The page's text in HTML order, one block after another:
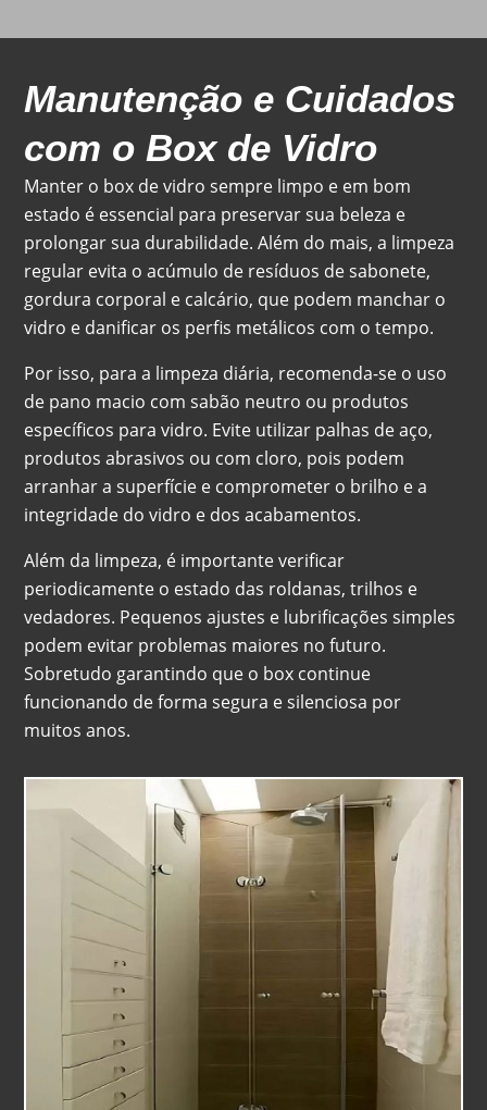
Manutenção e Cuidados
com o Box de Vidro
Manter o box de vidro sempre limpo e em bom
estado é essencial para preservar sua beleza e
prolongar sua durabilidade. Além do mais, a limpeza
regular evita o acúmulo de resíduos de sabonete,
gordura corporal e calcário, que podem manchar o
vidro e danificar os perfis metálicos com o tempo.
Por isso, para a limpeza diária, recomenda-se o uso
de pano macio com sabão neutro ou produtos
específicos para vidro. Evite utilizar palhas de aço,
produtos abrasivos ou com cloro, pois podem
arranhar a superfície e comprometer o brilho e a
integridade do vidro e dos acabamentos.
Além da limpeza, é importante verificar
periodicamente o estado das roldanas, trilhos e
vedadores. Pequenos ajustes e lubrificações simples
podem evitar problemas maiores no futuro.
Sobretudo garantindo que o box continue
funcionando de forma segura e silenciosa por
muitos anos.